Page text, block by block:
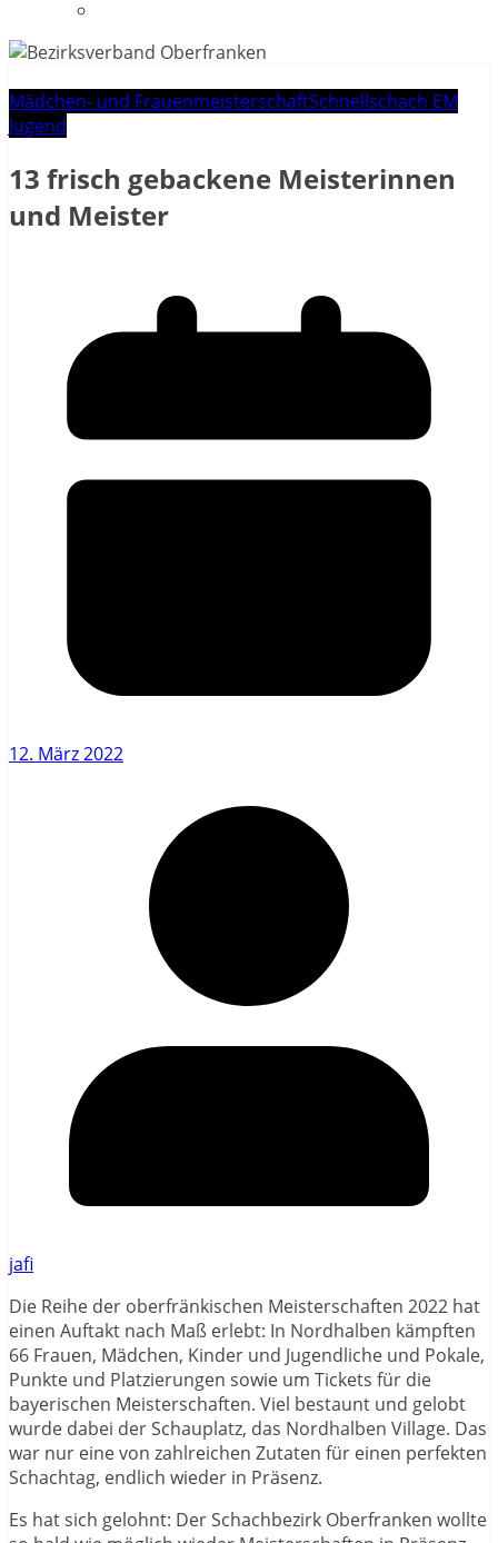
Mädchen- und FrauenmeisterschaftSchnellschach EM
Jugend
13 frisch gebackene Meisterinnen
und Meister
12. März 2022
jafi
Die Reihe der oberfränkischen Meisterschaften 2022 hat
einen Auftakt nach Maß erlebt: In Nordhalben kämpften
66 Frauen, Mädchen, Kinder und Jugendliche und Pokale,
Punkte und Platzierungen sowie um Tickets für die
bayerischen Meisterschaften. Viel bestaunt und gelobt
wurde dabei der Schauplatz, das Nordhalben Village. Das
war nur eine von zahlreichen Zutaten für einen perfekten
Schachtag, endlich wieder in Präsenz.
Es hat sich gelohnt: Der Schachbezirk Oberfranken wollte